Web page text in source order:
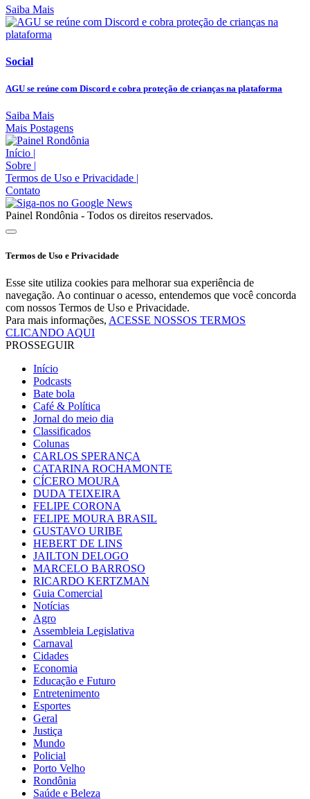
Saiba Mais
Social
AGU se reúne com Discord e cobra proteção de crianças na plataforma
Saiba Mais
Mais Postagens
Início
Sobre
Termos de Uso e Privacidade
Contato
Painel Rondônia - Todos os direitos reservados.
Termos de Uso e Privacidade
Esse site utiliza cookies para melhorar sua experiência de
navegação. Ao continuar o acesso, entendemos que você concorda
com nossos Termos de Uso e Privacidade.
Para mais informações, ACESSE NOSSOS TERMOS
CLICANDO AQUI
PROSSEGUIR
Início
Podcasts
Bate bola
Café & Política
Jornal do meio dia
Classificados
Colunas
CARLOS SPERANÇA
CATARINA ROCHAMONTE
CÍCERO MOURA
DUDA TEIXEIRA
FELIPE CORONA
FELIPE MOURA BRASIL
GUSTAVO URIBE
HEBERT DE LINS
JAILTON DELOGO
MARCELO BARROSO
RICARDO KERTZMAN
Guia Comercial
Notícias
Agro
Assembleia Legislativa
Carnaval
Cidades
Economia
Educação e Futuro
Entretenimento
Esportes
Geral
Justiça
Mundo
Policial
Porto Velho
Rondônia
Saúde e Beleza